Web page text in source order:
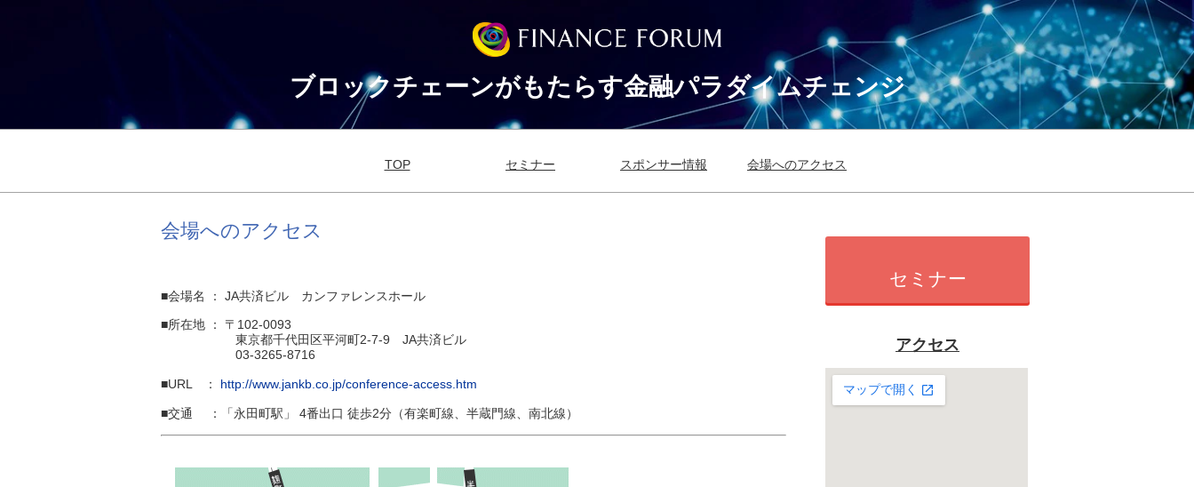
ブロックチェーンがもたらす金融パラダイムチェンジ
TOP セミナー スポンサー情報 会場へのアクセス
会場へのアクセス
■会場名 ： JA共済ビル カンファレンスホール
■所在地 ： 〒102-0093
東京都千代田区平河町2-7-9 JA共済ビル
03-3265-8716
■URL ： http://www.jankb.co.jp/conference-access.htm
■交通 ：「永田町駅」 4番出口 徒歩2分（有楽町線、半蔵門線、南北線）
セミナー
アクセス